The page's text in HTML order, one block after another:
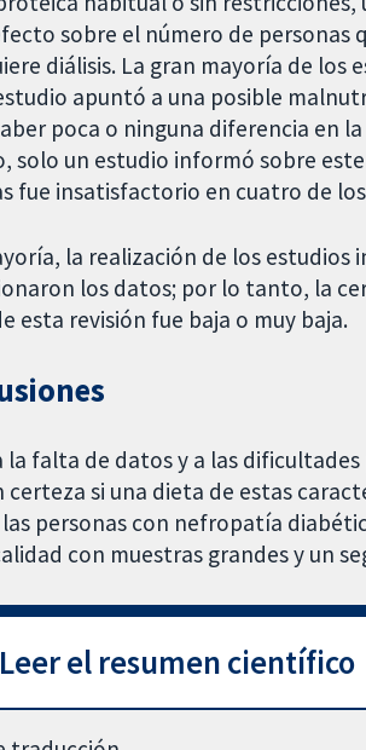
sobre el número de personas
diálisis. La gran mayoría de
apuntó a una posible
poca o ninguna diferencia en
solo un estudio informó sobre
fue insatisfactorio en cuatro de
la realización de los
los datos; por lo tanto, la
esta revisión fue baja o muy baja.
la falta de datos y a las
certeza si una dieta de estas
personas con nefropatía
con muestras grandes y un
Leer el resumen científico